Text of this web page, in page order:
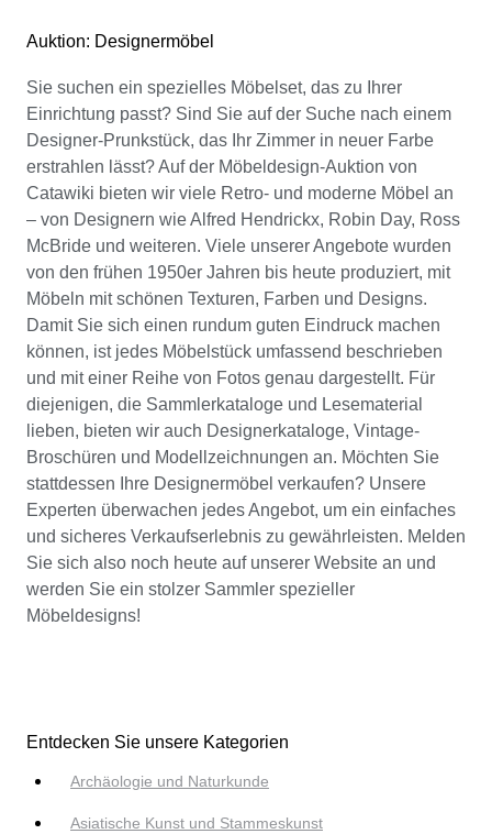
Auktion: Designermöbel
Sie suchen ein spezielles Möbelset, das zu Ihrer
Einrichtung passt? Sind Sie auf der Suche nach einem
Designer-Prunkstück, das Ihr Zimmer in neuer Farbe
erstrahlen lässt? Auf der Möbeldesign-Auktion von
Catawiki bieten wir viele Retro- und moderne Möbel an
– von Designern wie Alfred Hendrickx, Robin Day, Ross
McBride und weiteren. Viele unserer Angebote wurden
von den frühen 1950er Jahren bis heute produziert, mit
Möbeln mit schönen Texturen, Farben und Designs.
Damit Sie sich einen rundum guten Eindruck machen
können, ist jedes Möbelstück umfassend beschrieben
und mit einer Reihe von Fotos genau dargestellt. Für
diejenigen, die Sammlerkataloge und Lesematerial
lieben, bieten wir auch Designerkataloge, Vintage-
Broschüren und Modellzeichnungen an. Möchten Sie
stattdessen Ihre Designermöbel verkaufen? Unsere
Experten überwachen jedes Angebot, um ein einfaches
und sicheres Verkaufserlebnis zu gewährleisten. Melden
Sie sich also noch heute auf unserer Website an und
werden Sie ein stolzer Sammler spezieller
Möbeldesigns!
Entdecken Sie unsere Kategorien
Archäologie und Naturkunde
Asiatische Kunst und Stammeskunst